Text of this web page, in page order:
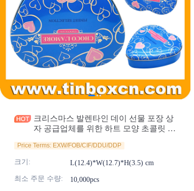
크리스마스 발렌타인 데이 선물 포장 상
자 공급업체를 위한 하트 모양 초콜릿 깡
Price Terms: EXW/FOB/CIF/DDU/DDP
크기 : L(12.4)*W(12.7)*H(3.5) cm
최소 주문 수량: 10,000pcs
인증서
지속 가능성
소식